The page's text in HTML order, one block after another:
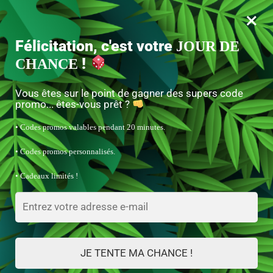
0
-10% avec le code « ANACONDA »
Accueil Bijoux Serpent / Bracelet Serpent Diamant Or Rose Femme
×
Félicitation, c'est votreJOUR DE
CHANCE!
Vous êtes sur le point de gagner des supers code
promo... êtes-vous prêt ?
• Codes promos valables pendant 20 minutes.
• Codes promos personnalisés.
• Cadeaux limités !
JE TENTE MA CHANCE !